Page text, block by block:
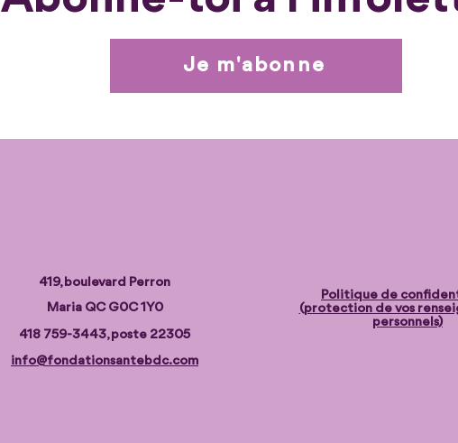
419, boulevard Perron
Maria QC G0C 1Y0
418 759-3443, poste 22305
info@fondationsantebdc.com
Politique de
(protection de vos
personnels)
Je m'abonne